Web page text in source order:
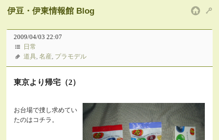
伊豆・伊東情報館 Blog
2009/04/03 22:07
日常
道具,名産, プラモデル
東京より帰宅（2）
お台場で捜し求めてい
たのはコチラ。